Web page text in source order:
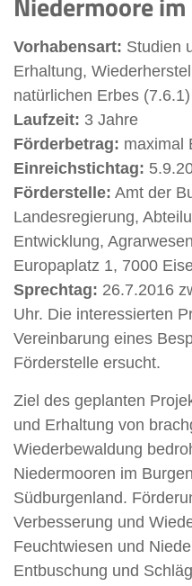
Vorhabensart: Studien
Erhaltung,
natürlichen Erbes (7.6.1)
Laufzeit: 3 Jahre
Förderbetrag: maximal
Einreichstichtag:
Förderstelle: Amt der
Landesregierung,
Entwicklung,
Europaplatz 1, 7000
Sprechtag: 26.7.2016
Uhr. Die interessierten
Vereinbarung eines
Förderstelle ersucht.
Ziel des geplanten
und Erhaltung von
Wiederbewaldung
Niedermooren im
Südburgenland.
Verbesserung und
Feuchtwiesen und
Entbuschung und